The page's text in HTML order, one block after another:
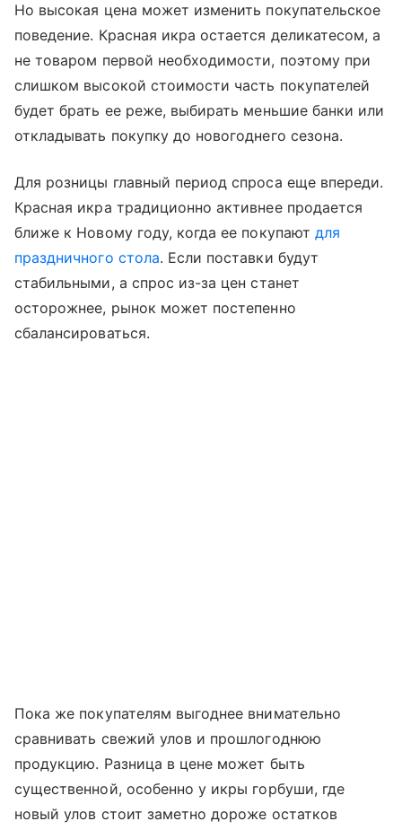
Но высокая цена может изменить покупательское
поведение. Красная икра остается деликатесом, а
не товаром первой необходимости, поэтому при
слишком высокой стоимости часть покупателей
будет брать ее реже, выбирать меньшие банки или
откладывать покупку до новогоднего сезона.
Для розницы главный период спроса еще впереди.
Красная икра традиционно активнее продается
ближе к Новому году, когда ее покупают для
праздничного стола. Если поставки будут
стабильными, а спрос из-за цен станет
осторожнее, рынок может постепенно
сбалансироваться.
Пока же покупателям выгоднее внимательно
сравнивать свежий улов и прошлогоднюю
продукцию. Разница в цене может быть
существенной, особенно у икры горбуши, где
новый улов стоит заметно дороже остатков